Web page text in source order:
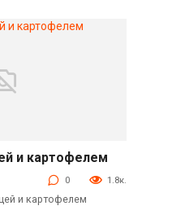
и картофелем
0 1.8к.
и картофелем